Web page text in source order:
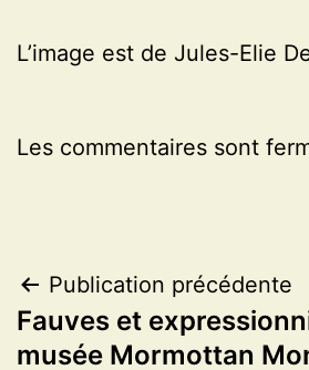
L’image est de Jules-Elie
Les commentaires sont
Navigation
de
Publication précédente
Fauves et
musée Mormottan